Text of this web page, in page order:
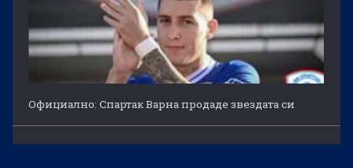
Официално: Спартак Варна продаде звездата си